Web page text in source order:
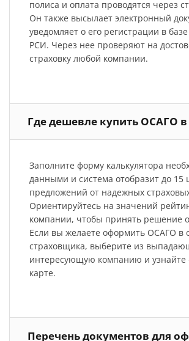
полиса и оплата проводятся через
Он также высылает электронный
уведомляет о его регистрации в
РСИ. Через нее проверяют на
страховку любой компании.
Где дешевле купить ОСАГО
Заполните форму калькулятора
данными и система отобразит до 15
предложений от надежных
Ориентируйтесь на значений
компании, чтобы принять решение
Если вы желаете оформить ОСАГО в
страховщика, выберите из
интересующую компанию и узнайте
карте.
Перечень документов для